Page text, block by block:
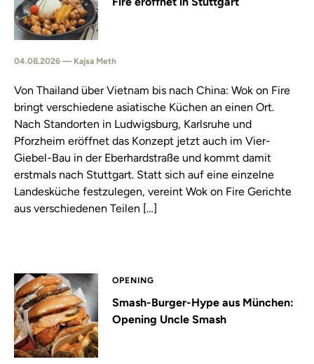
04.08.2026 — Kajsa Meth
Von Thailand über Vietnam bis nach China: Wok on Fire
bringt verschiedene asiatische Küchen an einen Ort.
Nach Standorten in Ludwigsburg, Karlsruhe und
Pforzheim eröffnet das Konzept jetzt auch im Vier-
Giebel-Bau in der Eberhardstraße und kommt damit
erstmals nach Stuttgart. Statt sich auf eine einzelne
Landesküche festzulegen, vereint Wok on Fire Gerichte
aus verschiedenen Teilen […]
OPENING
Smash-Burger-Hype aus München:
Opening Uncle Smash